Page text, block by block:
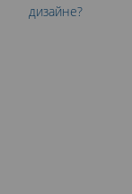
дизайне?